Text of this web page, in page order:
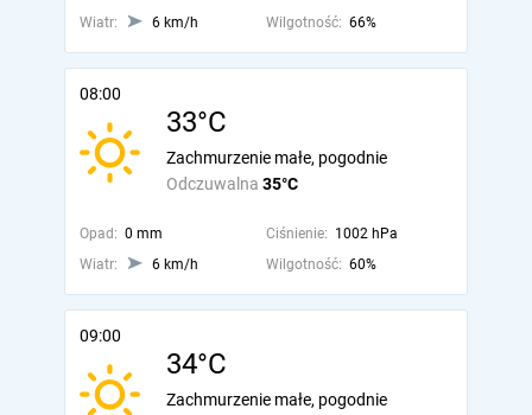
Wiatr: 6 km/h Wilgotność: 66%
08:00
33°C
Odczuwalna 35°C
Zachmurzenie małe, pogodnie
Opad: 0 mm Ciśnienie: 1002 hPa
Wiatr:
6 km/h Wilgotność: 60%
09:00
34°C
Zachmurzenie małe, pogodnie